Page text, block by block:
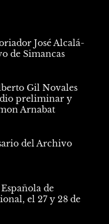
José Alcalá-
de Simancas
Gil Novales
preliminar y
Arnabat
del Archivo
de
el 27 y 28 de